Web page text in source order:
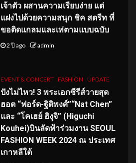
เจ้าตัว ผสานความเรียบง่าย แต่
แฝงไปด้วยความสนุก ชิค สตรีท ที่
ขอติดแกลมและเท่ตามแบบฉบับ
2 ปี ago admin
EVENT & CONCERT FASHION UPDATE
ปังไม่ไหว! 3 พระเอกซีรีส์วายสุด
ฮอต “ฟอร์ด-ฐิติพงศ์”“Nat Chen”
และ “โคเฮย์ ฮิงุจิ” (Higuchi
Kouhei)บินลัดฟ้าร่วมงาน SEOUL
FASHION WEEK 2024 ณ ประเทศ
เกาหลีใต้